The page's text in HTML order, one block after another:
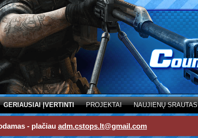
GERIAUSIAI ĮVERTINTI PROJEKTAI NAUJIENŲ SRAUTAS
- plačiau adm.cstops.lt@gmail.com